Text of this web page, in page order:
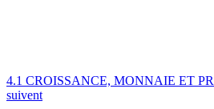
4.1 CROISSANCE, MONNAIE ET
suivent